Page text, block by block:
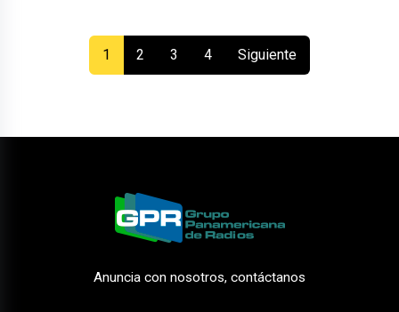
1 (current)
2 3 4 Siguiente
Anuncia con nosotros, contáctanos